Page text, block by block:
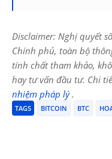
Disclaimer: Nghị quyết
Chính phủ, toàn bộ
tính chất tham khảo,
hay tư vấn đầu tư. Chi
nhiệm pháp lý.
TAGS BITCOIN BTC